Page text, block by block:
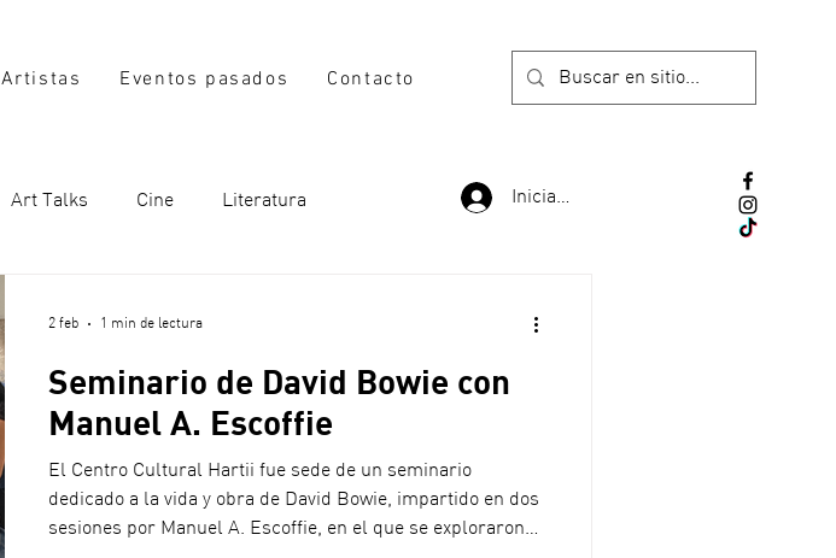
Artistas Eventos pasados Contacto
Art Talks Cine Literatura
Seminario de David Bowie con
Manuel A. Escoffie
El Centro Cultural Hartii fue sede de un seminario
dedicado a la vida y obra de David Bowie, impartido en dos
sesiones por Manuel A. Escoffie, en el que se exploraron
2 feb 1 min de lectura
Iniciar sesión